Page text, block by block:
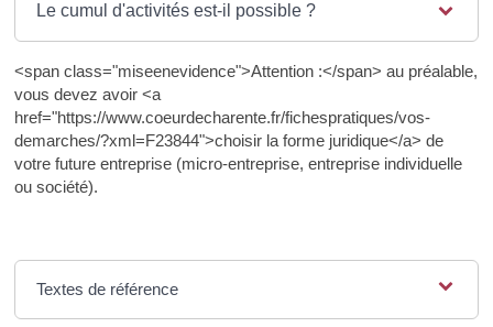
Le cumul d'activités est-il possible ?
<span class="miseenevidence">Attention :</span> au préalable,
vous devez avoir <a
href="https://www.coeurdecharente.fr/fichespratiques/vos-
demarches/?xml=F23844">choisir la forme juridique</a> de
votre future entreprise (micro-entreprise, entreprise individuelle
ou société).
Textes de référence